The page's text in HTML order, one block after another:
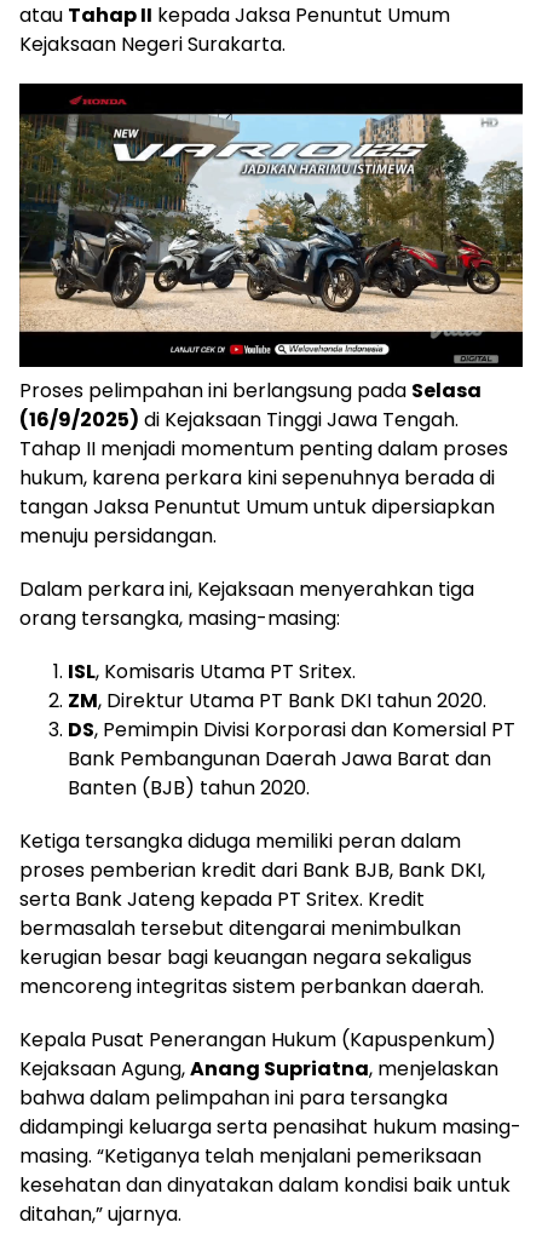
atau Tahap II kepada Jaksa Penuntut Umum
Kejaksaan Negeri Surakarta.
Proses pelimpahan ini berlangsung pada Selasa
(16/9/2025) di Kejaksaan Tinggi Jawa Tengah.
Tahap II menjadi momentum penting dalam proses
hukum, karena perkara kini sepenuhnya berada di
tangan Jaksa Penuntut Umum untuk dipersiapkan
menuju persidangan.
Dalam perkara ini, Kejaksaan menyerahkan tiga
orang tersangka, masing-masing:
ISL, Komisaris Utama PT Sritex.
ZM, Direktur Utama PT Bank DKI tahun 2020.
DS, Pemimpin Divisi Korporasi dan Komersial PT
Bank Pembangunan Daerah Jawa Barat dan
Banten (BJB) tahun 2020.
Ketiga tersangka diduga memiliki peran dalam
proses pemberian kredit dari Bank BJB, Bank DKI,
serta Bank Jateng kepada PT Sritex. Kredit
bermasalah tersebut ditengarai menimbulkan
kerugian besar bagi keuangan negara sekaligus
mencoreng integritas sistem perbankan daerah.
Kepala Pusat Penerangan Hukum (Kapuspenkum)
Kejaksaan Agung,Anang Supriatna, menjelaskan
bahwa dalam pelimpahan ini para tersangka
didampingi keluarga serta penasihat hukum masing-
masing. “Ketiganya telah menjalani pemeriksaan
kesehatan dan dinyatakan dalam kondisi baik untuk
ditahan,” ujarnya.